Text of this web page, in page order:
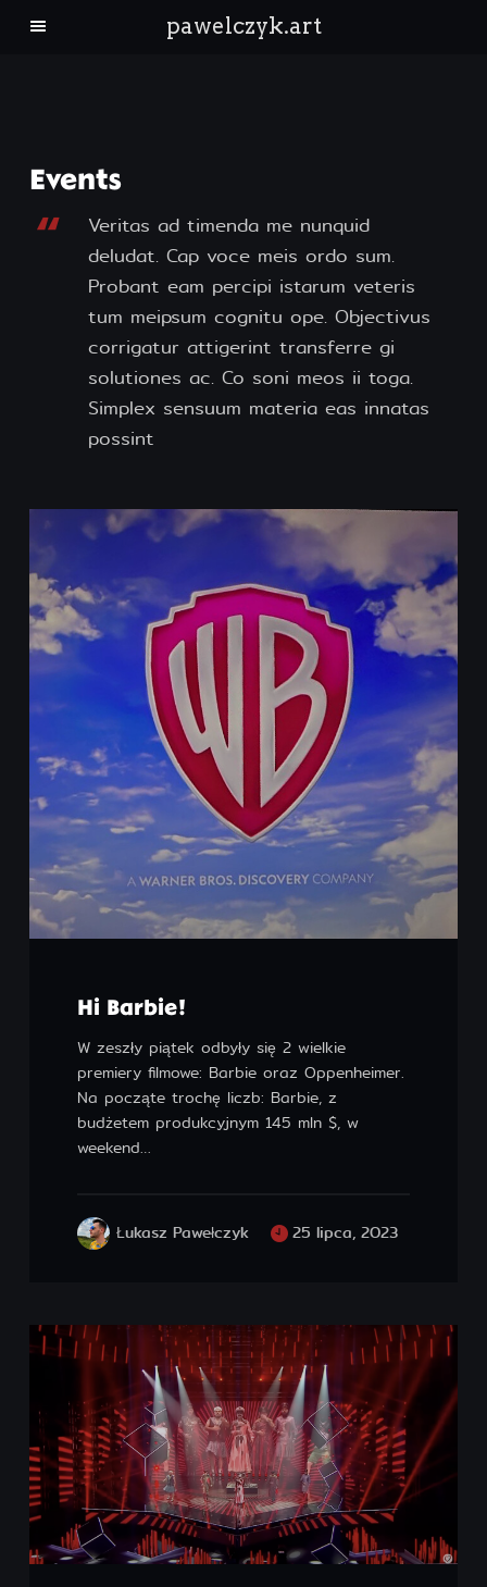
pawelczyk.art
Events
Veritas ad timenda me nunquid
deludat. Cap voce meis ordo sum.
Probant eam percipi istarum veteris
tum meipsum cognitu ope. Objectivus
corrigatur attigerint transferre gi
solutiones ac. Co soni meos ii toga.
Simplex sensuum materia eas innatas
possint
Hi Barbie!
W zeszły piątek odbyły się 2 wielkie
premiery filmowe: Barbie oraz Oppenheimer.
Na począte trochę liczb: Barbie, z
budżetem produkcyjnym 145 mln $, w
weekend…
Łukasz Pawełczyk 25 lipca, 2023
ludzie
natura
Kontakt
pawelczyk.art.